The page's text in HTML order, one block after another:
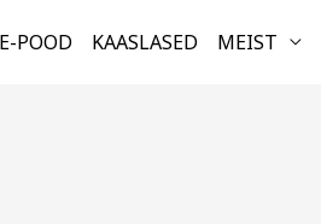
E-POOD KAASLASED MEIST